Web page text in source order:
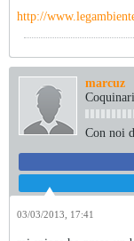
http://
marcuz
Con noi
03/03/2013, 17:41